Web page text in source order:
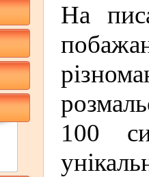
На
100